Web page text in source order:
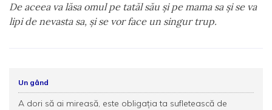
De aceea va lăsa omul pe tatăl său şi pe mama sa şi se va
lipi de nevasta sa, şi se vor face un singur trup.
Un gând
A dori să ai mireasă, este obligația ta sufletească de